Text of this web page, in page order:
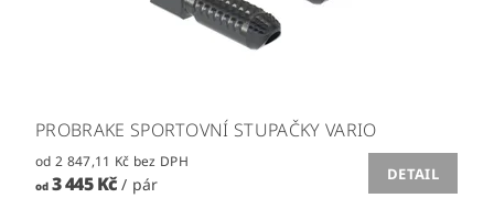
PROBRAKE SPORTOVNÍ STUPAČKY VARIO
od 2 847,11 Kč bez DPH
od3 445 Kč/ pár
DETAIL